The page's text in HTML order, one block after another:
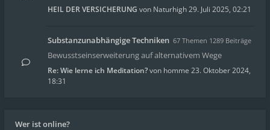
HEIL DER VERSICHERUNG von Naturhigh29. Juli 2025, 02:21
Substanzunabhängige Techniken 67 Themen 1289 Beiträge
Bewusstseinserweiterung auf alternativem Wege
Re: Wie lerne ich Meditation?von homme 23. Oktober 2024,
18:31
Wer ist online?